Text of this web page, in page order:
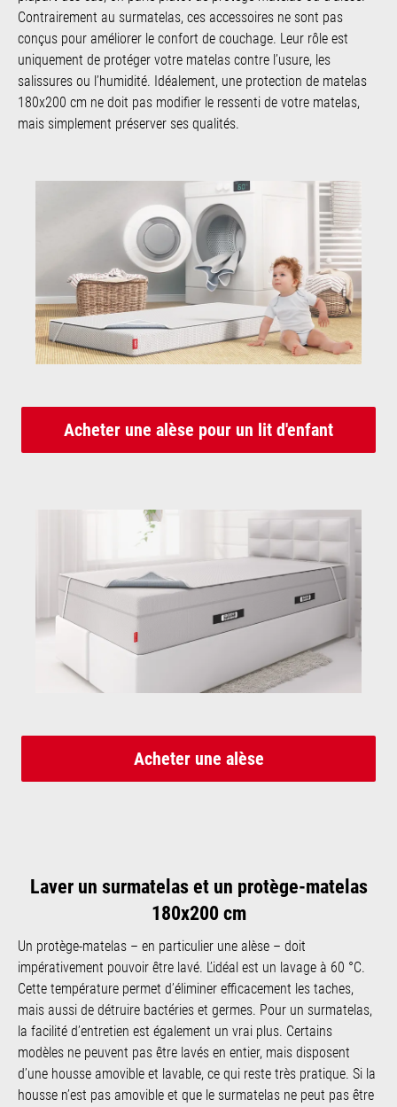
Contrairement au surmatelas, ces accessoires ne sont pas
conçus pour améliorer le confort de couchage. Leur rôle est
uniquement de protéger votre matelas contre l’usure, les
salissures ou l’humidité. Idéalement, une protection de matelas
180x200 cm ne doit pas modifier le ressenti de votre matelas,
mais simplement préserver ses qualités.
Acheter une alèse pour un lit d'enfant
Acheter une alèse
Laver un surmatelas et un protège-matelas
180x200 cm
Un protège-matelas – en particulier une alèse – doit
impérativement pouvoir être lavé. L’idéal est un lavage à 60 °C.
Cette température permet d’éliminer efficacement les taches,
mais aussi de détruire bactéries et germes. Pour un surmatelas,
la facilité d’entretien est également un vrai plus. Certains
modèles ne peuvent pas être lavés en entier, mais disposent
d’une housse amovible et lavable, ce qui reste très pratique. Si la
housse n’est pas amovible et que le surmatelas ne peut pas être